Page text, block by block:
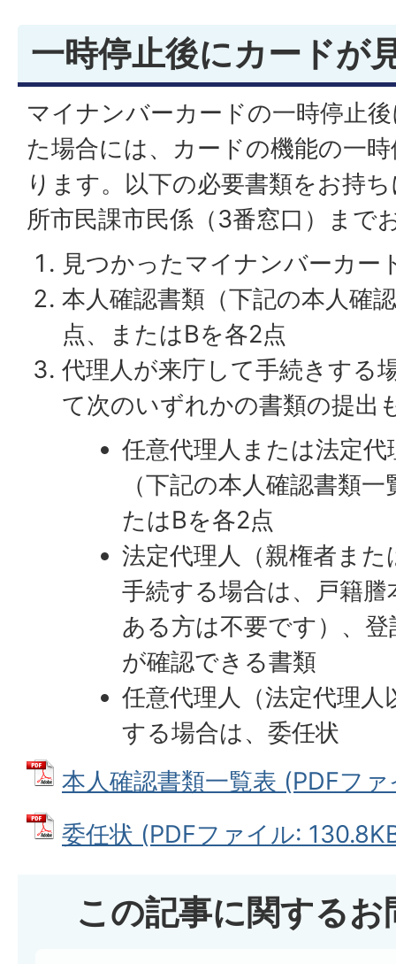
一時停止後にカードが
マイナンバーカードの一時停止
た場合には、カードの機能の一
ります。以下の必要書類をお持
所市民課市民係（3番窓口）まで
見つかったマイナンバーカー
本人確認書類（下記の本人確
点、またはBを各2点
代理人が来庁して手続きする
て次のいずれかの書類の提出
任意代理人または法定
（下記の本人確認書類
たはBを各2点
法定代理人（親権者ま
手続する場合は、戸籍
ある方は不要です）、
が確認できる書類
任意代理人（法定代理
する場合は、委任状
本人確認書類一覧表 (PDFフ
委任状 (PDFファイル:
この記事に関する